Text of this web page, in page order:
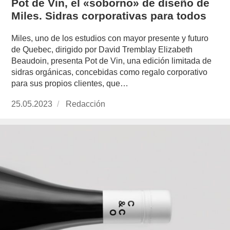
Pot de Vin, el «soborno» de diseño de
Miles. Sidras corporativas para todos
Miles, uno de los estudios con mayor presente y futuro
de Quebec, dirigido por David Tremblay Elizabeth
Beaudoin, presenta Pot de Vin, una edición limitada de
sidras orgánicas, concebidas como regalo corporativo
para sus propios clientes, que…
Publicado
25.05.2023 https://www.experimenta.es/author/redaccion/
Redacción